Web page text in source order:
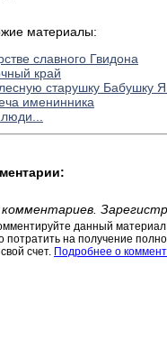
материалы:
славного Гвидона
край
старушку Бабушку
именинника
данный
потратить на получение
счет. Подробнее о